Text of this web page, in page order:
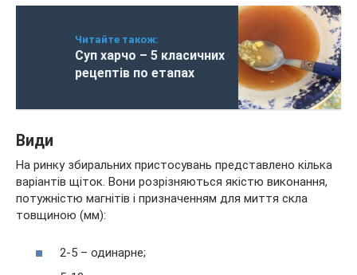
Читайте також:
Суп харчо – 5 класичних
рецептів по етапах
Види
На ринку збиральних пристосувань представлено кілька
варіантів щіток. Вони розрізняються якістю виконання,
потужністю магнітів і призначенням для миття скла
товщиною (мм):
2-5 – одинарне;